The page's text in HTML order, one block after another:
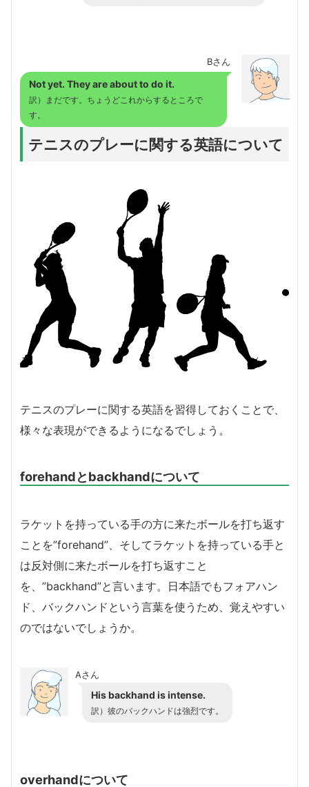
Bさん
Not yet. They are about to do it.
訳）まだです。ちょうどこれからするところで
す。
テニスのプレーに関する英語について
テニスのプレーに関する英語を習得しておくことで、
様々な表現ができるようになるでしょう。
forehandとbackhandについて
ラケットを持っている手の方に来たボールを打ち返す
ことを”forehand”、そしてラケットを持っている手と
は反対側に来たボールを打ち返すこと
を、”backhand”と言います。日本語でもフォアハン
ド、バックハンドという言葉を使うため、覚えやすい
のではないでしょうか。
Aさん
His backhand is intense.
訳）彼のバックハンドは強烈です。
overhandについて